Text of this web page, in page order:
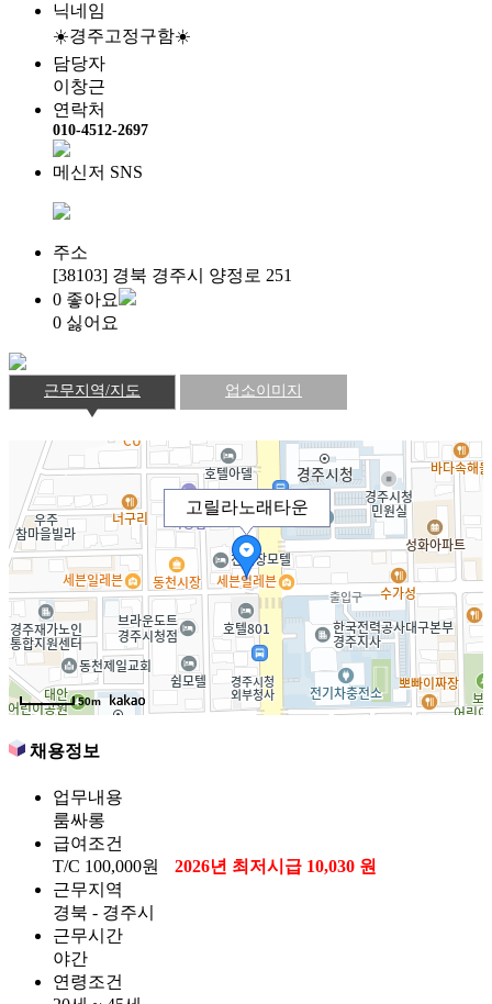
닉네임
☀️경주고정구함☀️
담당자
이창근
연락처
010-4512-2697
메신저 SNS
주소
[38103] 경북 경주시 양정로 251
0 좋아요
0 싫어요
근무지역/지도 업소이미지
고릴라노래타운
50m
채용정보
업무내용
룸싸롱
급여조건
T/C 100,000원
2026년 최저시급 10,030 원
근무지역
경북 - 경주시
근무시간
야간
연령조건